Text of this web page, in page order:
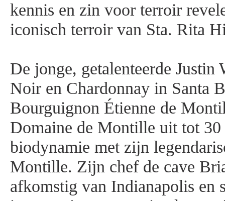
kennis en zin voor terroir
iconisch terroir van Sta. Rita
De jonge, getalenteerde
Noir en Chardonnay in Santa
Bourguignon Étienne de
Domaine de Montille uit tot 30
biodynamie met zijn
Montille. Zijn chef de cave
afkomstig van Indianapolis en